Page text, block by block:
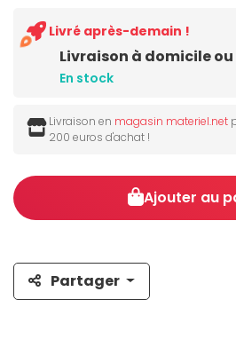
Livraison à domicile
En stock
Livré après-demain !
Livraison en magasin materiel.net
200 euros d'achat !
Ajouter au
Partager